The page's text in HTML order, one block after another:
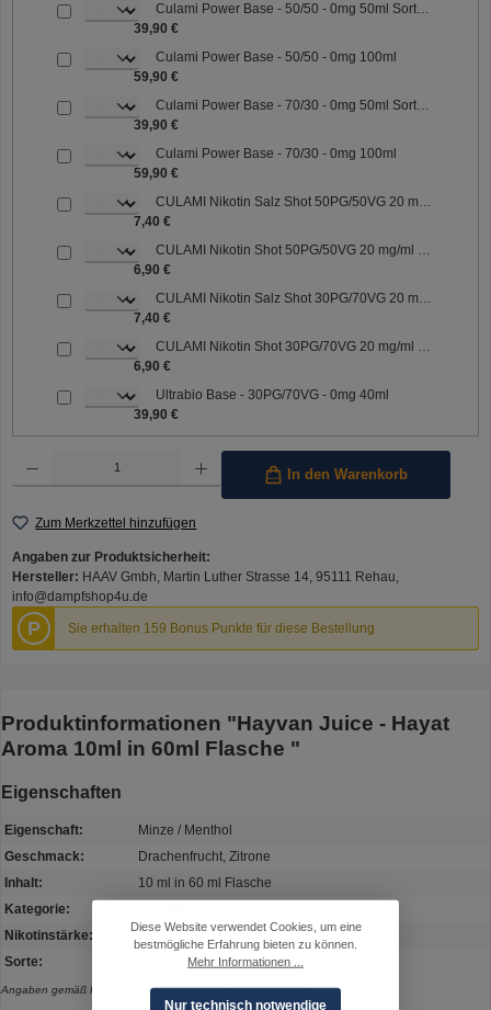
Culami Power Base - 50/50 - 0mg 50ml Sorte: 50/50
39,90 €
Culami Power Base - 50/50 - 0mg 100ml
59,90 €
Culami Power Base - 70/30 - 0mg 50ml Sorte: 70/30
39,90 €
Culami Power Base - 70/30 - 0mg 100ml
59,90 €
CULAMI Nikotin Salz Shot 50PG/50VG 20 mg/ml Sorte: 50PG/50VG
7,40 €
CULAMI Nikotin Shot 50PG/50VG 20 mg/ml Sorte: 50PG/50VG
6,90 €
CULAMI Nikotin Salz Shot 30PG/70VG 20 mg/ml Sorte: 30PG/70VG
7,40 €
CULAMI Nikotin Shot 30PG/70VG 20 mg/ml Sorte: 30PG/70VG
6,90 €
Ultrabio Base - 30PG/70VG - 0mg 40ml
39,90 €
Produkt Anzahl: Gib den gewünschten Wert ein oder benutze die Schaltflächen um die
In den Warenkorb
Zum Merkzettel hinzufügen
Angaben zur Produktsicherheit:
Hersteller: HAAV Gmbh, Martin Luther Strasse 14, 95111 Rehau,
info@dampfshop4u.de
P Sie erhalten 159 Bonus Punkte für diese Bestellung
Produktinformationen "Hayvan Juice - Hayat
Aroma 10ml in 60ml Flasche "
Eigenschaften
Eigenschaft:
Minze / Menthol
Geschmack:
Drachenfrucht, Zitrone
Inhalt:
10 ml in 60 ml Flasche
Kategorie:
Nikotinstärke:
0 mg
Sorte:
Drachenfrucht, Zitrone, Johanissbeere, kühl
Angaben gemäß Hersteller. Irrtum und Änderung vorbehalten.
Diese Website verwendet Cookies, um eine
bestmögliche Erfahrung bieten zu können.
Mehr Informationen ...
Nur technisch notwendige